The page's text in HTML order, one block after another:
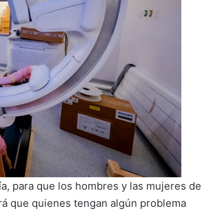
para que los hombres y las mujeres de
que quienes tengan algún problema